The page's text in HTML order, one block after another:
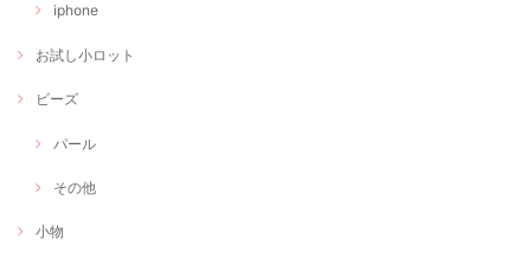
iphone
お試し小ロット
ビーズ
パール
その他
小物